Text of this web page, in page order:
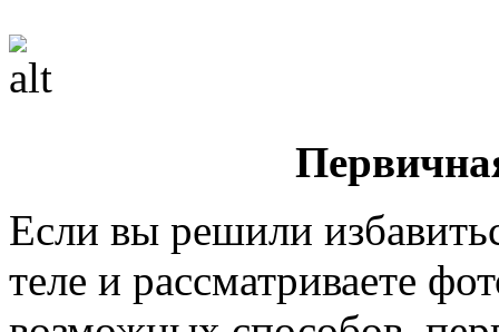
Если вы решили
теле и рассматриваете